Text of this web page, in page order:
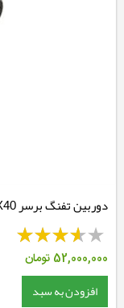
دوربین تفنگ برسر Bresser 6.18X40
52,000,000 تومان
افزودن به سبد